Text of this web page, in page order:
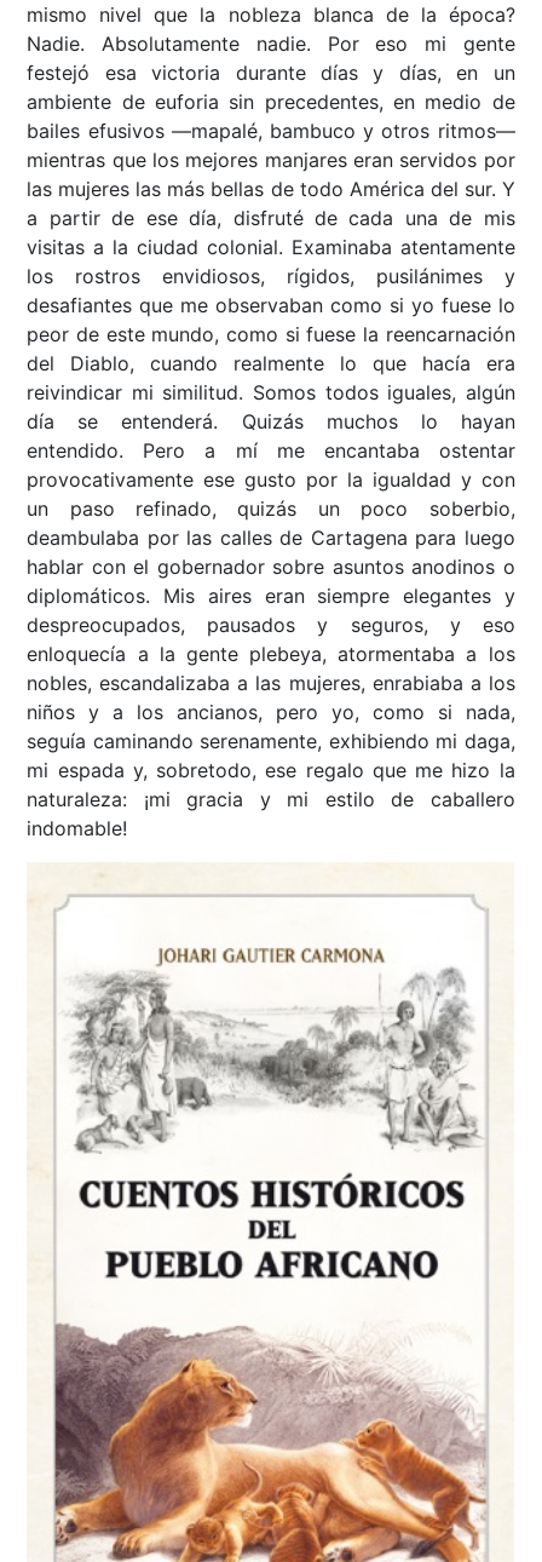
mismo nivel que la nobleza blanca de la época?
Nadie. Absolutamente nadie. Por eso mi gente
festejó esa victoria durante días y días, en un
ambiente de euforia sin precedentes, en medio de
bailes efusivos ––mapalé, bambuco y otros ritmos––
mientras que los mejores manjares eran servidos por
las mujeres las más bellas de todo América del sur. Y
a partir de ese día, disfruté de cada una de mis
visitas a la ciudad colonial. Examinaba atentamente
los rostros envidiosos, rígidos, pusilánimes y
desafiantes que me observaban como si yo fuese lo
peor de este mundo, como si fuese la reencarnación
del Diablo, cuando realmente lo que hacía era
reivindicar mi similitud. Somos todos iguales, algún
día se entenderá. Quizás muchos lo hayan
entendido. Pero a mí me encantaba ostentar
provocativamente ese gusto por la igualdad y con
un paso refinado, quizás un poco soberbio,
deambulaba por las calles de Cartagena para luego
hablar con el gobernador sobre asuntos anodinos o
diplomáticos. Mis aires eran siempre elegantes y
despreocupados, pausados y seguros, y eso
enloquecía a la gente plebeya, atormentaba a los
nobles, escandalizaba a las mujeres, enrabiaba a los
niños y a los ancianos, pero yo, como si nada,
seguía caminando serenamente, exhibiendo mi daga,
mi espada y, sobretodo, ese regalo que me hizo la
naturaleza: ¡mi gracia y mi estilo de caballero
indomable!